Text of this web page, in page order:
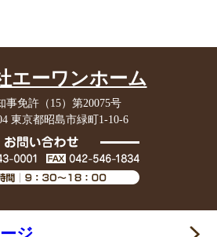
エーワンホーム
事免許（15）第20075号
東京都昭島市緑町1-10-6